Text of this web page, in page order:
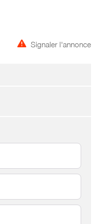
Signaler l'annonce